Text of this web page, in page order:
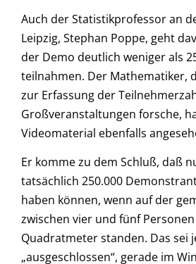
Auch der Statistikprofessor an
Leipzig, Stephan Poppe, geht
der Demo deutlich weniger als
teilnahmen. Der Mathematiker,
zur Erfassung der
Großveranstaltungen forsche,
Videomaterial ebenfalls
Er komme zu dem Schluß, daß
tatsächlich 250.000
haben können, wenn auf der
zwischen vier und fünf
Quadratmeter standen. Das sei
„ausgeschlossen“, gerade im